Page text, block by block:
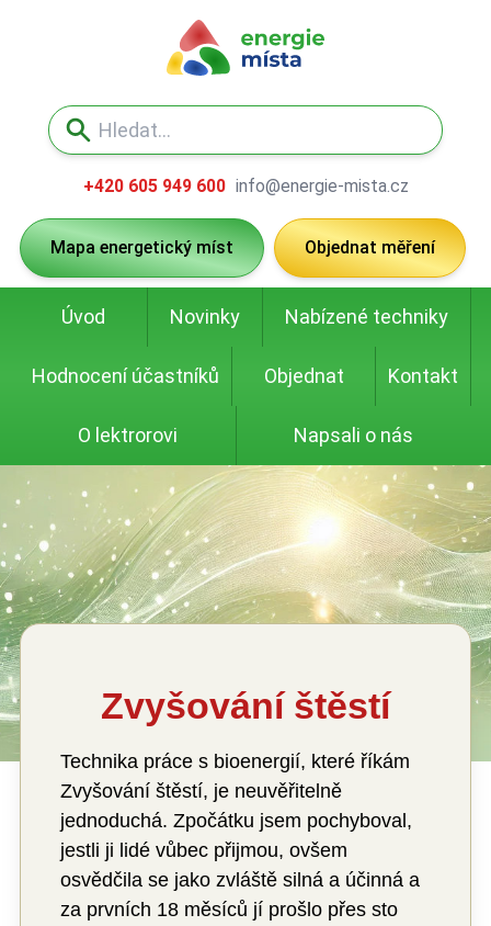
+420 605 949 600 info@energie-mista.cz
Mapa energetický míst Objednat měření
Úvod Novinky Nabízené techniky
Hodnocení účastníků Objednat Kontakt
O lektrorovi Napsali o nás
Zvyšování štěstí
Technika práce s bioenergií, které říkám
Zvyšování štěstí, je neuvěřitelně
jednoduchá. Zpočátku jsem pochyboval,
jestli ji lidé vůbec přijmou, ovšem
osvědčila se jako zvláště silná a účinná a
za prvních 18 měsíců jí prošlo přes sto